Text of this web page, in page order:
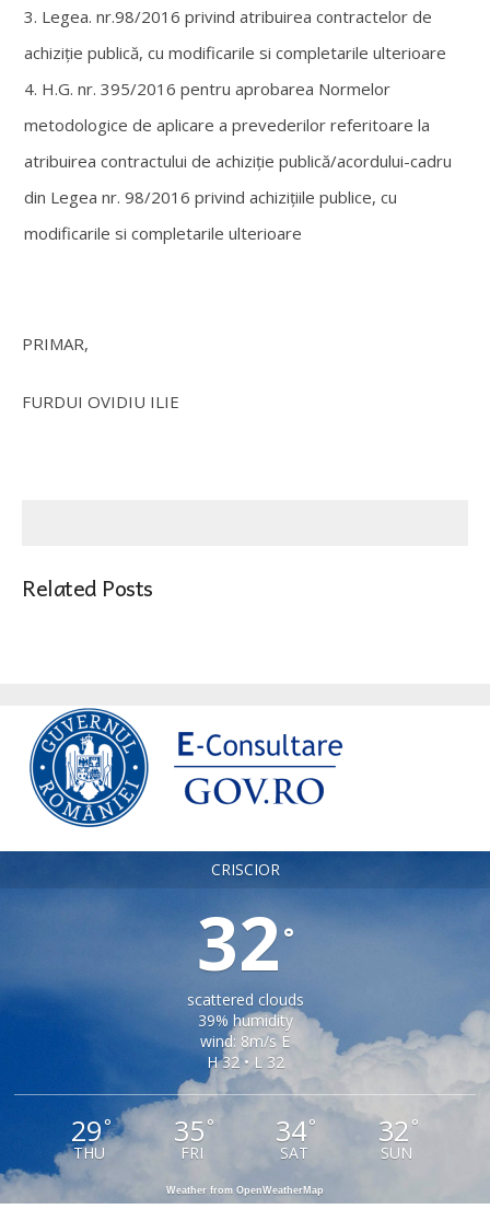
Legea. nr.98/2016 privind atribuirea contractelor de
achiziţie publică, cu modificarile si completarile ulterioare
H.G. nr. 395/2016 pentru aprobarea Normelor
metodologice de aplicare a prevederilor referitoare la
atribuirea contractului de achiziţie publică/acordului-cadru
din Legea nr. 98/2016 privind achiziţiile publice, cu
modificarile si completarile ulterioare
PRIMAR,
FURDUI OVIDIU ILIE
Related Posts
CRISCIOR
32 °
scattered clouds
39% humidity
wind: 8m/s E
H 32 • L 32
29°
THU
35 °
FRI
34°
SAT
32 °
SUN
Weather from OpenWeatherMap